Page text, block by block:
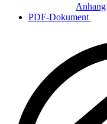
Anhang
PDF-Dokument